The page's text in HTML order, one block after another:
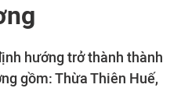
hướng trở thành thành
gồm: Thừa Thiên Huế,